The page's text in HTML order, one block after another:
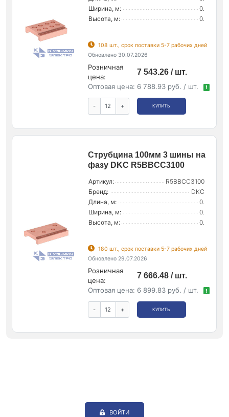
Ширина, м:
0.
Высота, м:
0.
108 шт., срок поставки 5-7 рабочих дней
Обновлено 30.07.2026
Розничная
цена:
7 543.26 / шт.
Оптовая цена: 6 788.93 руб. / шт. !
- + КУПИТЬ
Струбцина 100мм 3 шины на
фазу DKC R5BBCC3100
Артикул:
R5BBCC3100
Бренд:
DKC
Длина, м:
0.
Ширина, м:
0.
Высота, м:
0.
180 шт., срок поставки 5-7 рабочих дней
Обновлено 29.07.2026
Розничная
цена:
7 666.48 / шт.
Оптовая цена: 6 899.83 руб. / шт. !
- + КУПИТЬ
ВОЙТИ